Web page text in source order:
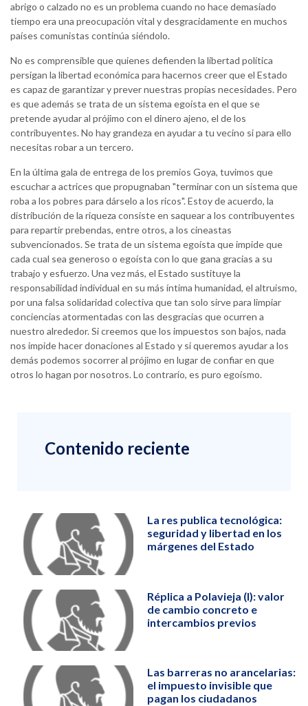
abrigo o calzado no es un problema cuando no hace demasiado
tiempo era una preocupación vital y desgracidamente en muchos
países comunistas continúa siéndolo.
No es comprensible que quienes defienden la libertad política
persigan la libertad económica para hacernos creer que el Estado
es capaz de garantizar y prever nuestras propias necesidades. Pero
es que además se trata de un sistema egoísta en el que se
pretende ayudar al prójimo con el dinero ajeno, el de los
contribuyentes. No hay grandeza en ayudar a tu vecino si para ello
necesitas robar a un tercero.
En la última gala de entrega de los premios Goya, tuvimos que
escuchar a actrices que propugnaban "terminar con un sistema que
roba a los pobres para dárselo a los ricos". Estoy de acuerdo, la
distribución de la riqueza consiste en saquear a los contribuyentes
para repartir prebendas, entre otros, a los cineastas
subvencionados. Se trata de un sistema egoísta que impide que
cada cual sea generoso o egoísta con lo que gana gracias a su
trabajo y esfuerzo. Una vez más, el Estado sustituye la
responsabilidad individual en su más íntima humanidad, el altruismo,
por una falsa solidaridad colectiva que tan solo sirve para limpiar
conciencias atormentadas con las desgracias que ocurren a
nuestro alrededor. Si creemos que los impuestos son bajos, nada
nos impide hacer donaciones al Estado y si queremos ayudar a los
demás podemos socorrer al prójimo en lugar de confiar en que
otros lo hagan por nosotros. Lo contrario, es puro egoísmo.
Contenido reciente
La res publica tecnológica:
seguridad y libertad en los
márgenes del Estado
Réplica a Polavieja (I): valor
de cambio concreto e
intercambios previos
Las barreras no arancelarias:
el impuesto invisible que
pagan los ciudadanos